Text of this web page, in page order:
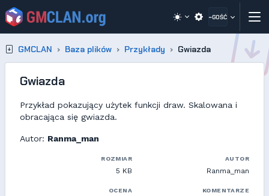
~GOŚĆ
GMCLAN Baza plików Przykłady Gwiazda
Gwiazda
Przykład pokazujący użytek funkcji draw. Skalowana i
obracająca się gwiazda.
Autor: Ranma_man
ROZMIAR
5 KB
AUTOR
Ranma_man
OCENA KOMENTARZE